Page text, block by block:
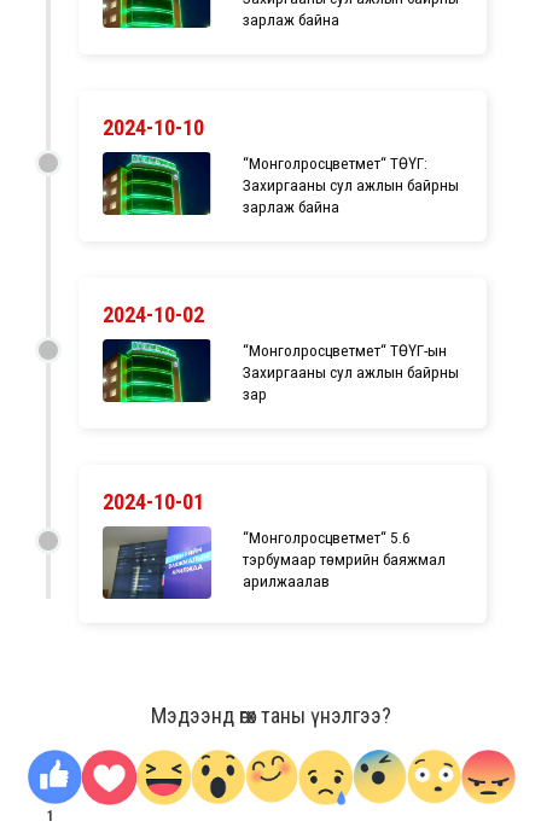
зарлаж байна
2024-10-10
“Монголросцветмет“ ТӨҮГ:
Захиргааны сул ажлын байрны
зарлаж байна
2024-10-02
“Монголросцветмет“ ТӨҮГ-ын
Захиргааны сул ажлын байрны
зар
2024-10-01
“Монголросцветмет“ 5.6
тэрбумаар төмрийн баяжмал
арилжаалав
Мэдээнд өгөх таны үнэлгээ?
1